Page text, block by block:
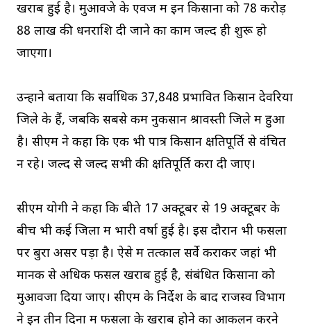
खराब हुई है। मुआवजे के एवज में इन किसानों को 78 करोड़
88 लाख की धनराशि दी जाने का काम जल्द ही शुरू हो
जाएगा।
उन्होंने बताया कि सर्वाधिक 37,848 प्रभावित किसान देवरिया
जिले के हैं, जबकि सबसे कम नुकसान श्रावस्ती जिले में हुआ
है। सीएम ने कहा कि एक भी पात्र किसान क्षतिपूर्ति से वंचित
न रहे। जल्द से जल्द सभी की क्षतिपूर्ति करा दी जाए।
सीएम योगी ने कहा कि बीते 17 अक्टूबर से 19 अक्टूबर के
बीच भी कई जिलों में भारी वर्षा हुई है। इस दौरान भी फसलों
पर बुरा असर पड़ा है। ऐसे में तत्काल सर्वे कराकर जहां भी
मानक से अधिक फसल खराब हुई है, संबंधित किसानों को
मुआवजा दिया जाए। सीएम के निर्देश के बाद राजस्व विभाग
ने इन तीन दिनों में फसलों के खराब होने का आकलन करने